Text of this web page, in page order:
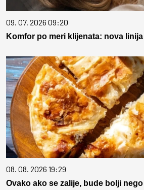
09. 07. 2026 09:20
Komfor po meri klijenata: nova
08. 08. 2026 19:29
Ovako ako se zalije, bude bolji